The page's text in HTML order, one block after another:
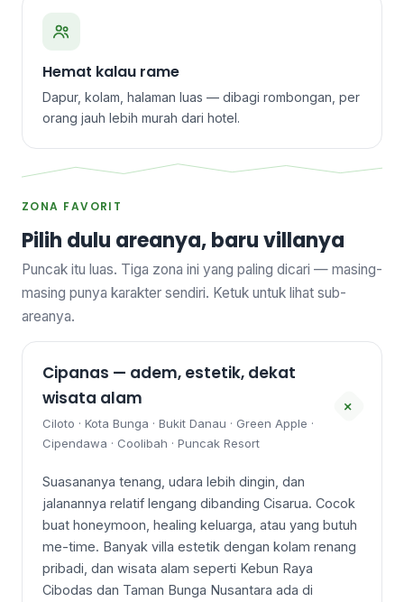
Hemat kalau rame
Dapur, kolam, halaman luas — dibagi rombongan, per
orang jauh lebih murah dari hotel.
ZONA FAVORIT
Pilih dulu areanya, baru villanya
Puncak itu luas. Tiga zona ini yang paling dicari — masing-
masing punya karakter sendiri. Ketuk untuk lihat sub-
areanya.
Cipanas — adem, estetik, dekat
wisata alam
Ciloto · Kota Bunga · Bukit Danau · Green Apple ·
Cipendawa · Coolibah · Puncak Resort
+
Suasananya tenang, udara lebih dingin, dan
jalanannya relatif lengang dibanding Cisarua. Cocok
buat honeymoon, healing keluarga, atau yang butuh
me-time. Banyak villa estetik dengan kolam renang
pribadi, dan wisata alam seperti Kebun Raya
Cibodas dan Taman Bunga Nusantara ada di